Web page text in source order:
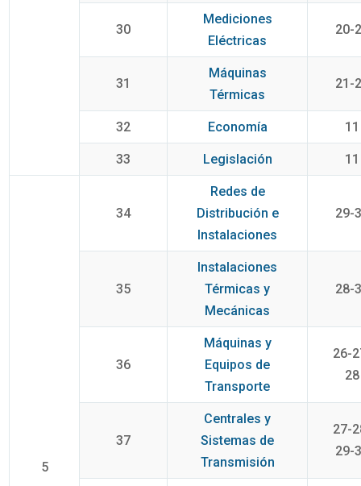
30
Mediciones
Eléctricas
20-
31
Máquinas
Térmicas
21-
32 Economía 11
33 Legislación 11
5
34
Redes de
Distribución e
Instalaciones
29-
35
Instalaciones
Térmicas y
Mecánicas
28-
36
Máquinas y
Equipos de
Transporte
26-
28
37
Centrales y
Sistemas de
Transmisión
27-
29-